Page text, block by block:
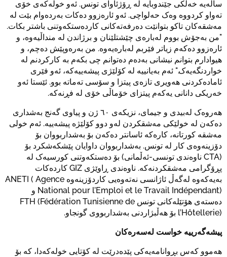
ساڵەیە خەڵکی جێندوبایە لە ڕۆژئاوای تونس. ئەو خولەکەی خۆی
تەواو کردووە وەک حەلواچی. ئەو ئارەزوو دەکات بەردەوام بێت لە
مەشقەکان تاکو بتوانێت دەرفەتەکانی کاردەستکەوتنی باشتر بکات.
"من بەجۆش بووم لەبارەی چێشتلێنان و برژاندن لە منداڵیەوە، و
ئارەزوو دەکەم زیاتر فێربم لەبارەیەوە. من بەرەوپێش دەچم، و
هیوادارم بتوانم نیشانی بەدەم دەتوانم چی بکەم بە کارکردنم لە
خواردنگەیەک." ئەم بەیانییە لە کۆلێژی پیشەییەکە، ئەو فێری
ئامادەکردنی هەویری تازەی پیتزا و سۆسی تەماتە بوو. ئێستا ئەو
خەریکی دانانی یەکەم پیتزای خۆماڵی خۆی لە فڕنەکە.
هەروەک لەبیدی و جیمای، نزیکەی ٦٠ ژن و پیاوی گەنج بەشداری
دەکەن لە خولێکی مەشقکردن لەو دوو کۆلێژە پیشەییە. ئەم خولی
مەشقە کورتانە، کارەکە ئاسانتر دەکەن بۆ بەشداربووان بۆ
دۆزینەوەی کار لە تونس. بەشداربووان داوایان پێشکەشکرد بۆ
(CTA ناوەندی تونسی-ئەڵمانی) بۆ دەستکەوتنی کورسیەک لە
پڕۆگرامی مەشقکردنەکە. ناوەندی ڕاوێژی GIZ کاردەکات
بەیەکەوە لەگەڵ ئاژانسی نەتەوەیی کاردۆزینەوە ANETI ( Agence
National pour l’Emploi et le Travail Indépendant) و
دەستەی هۆتێلەکانی تونس FTH (Fédération Tunisienne de
l’Hôtellerie) بۆ هەڵبژاردنی بەشداربووی گونجاو.
پیشەگەرییە خواست لەسەرەکان
هەموو کەس بڕوانامەیەکی پێدەدرێت لە کۆتایی خولەکەدا، کە بۆ